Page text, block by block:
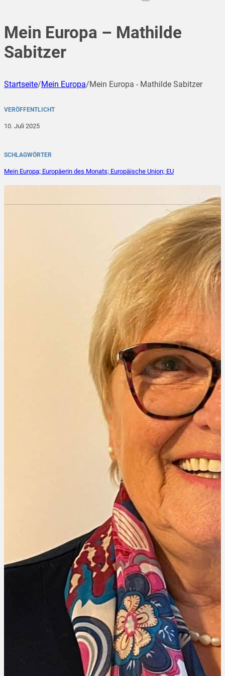
Mein Europa – Mathilde
Sabitzer
Startseite/Mein Europa/Mein Europa - Mathilde Sabitzer
VERÖFFENTLICHT
10. Juli 2025
SCHLAGWÖRTER
Mein Europa; Europäerin des Monats; Europäische Union; EU